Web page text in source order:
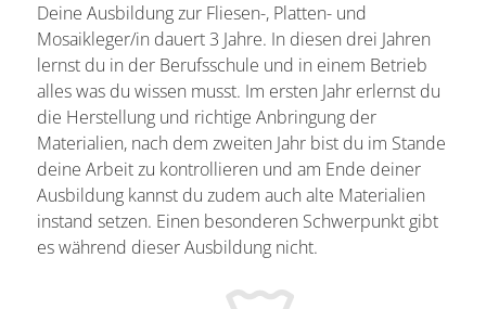
Deine Ausbildung zur Fliesen-, Platten- und
Mosaikleger/in dauert 3 Jahre. In diesen drei Jahren
lernst du in der Berufsschule und in einem Betrieb
alles was du wissen musst. Im ersten Jahr erlernst du
die Herstellung und richtige Anbringung der
Materialien, nach dem zweiten Jahr bist du im Stande
deine Arbeit zu kontrollieren und am Ende deiner
Ausbildung kannst du zudem auch alte Materialien
instand setzen. Einen besonderen Schwerpunkt gibt
es während dieser Ausbildung nicht.